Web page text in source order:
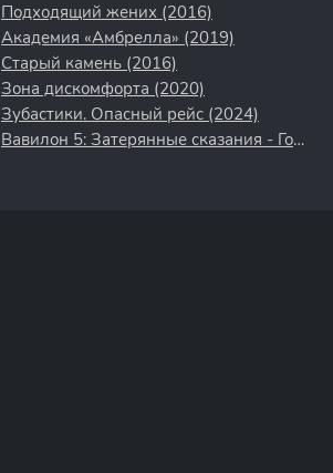
Подходящий жених (2016)
Академия «Амбрелла» (2019)
Старый камень (2016)
Зона дискомфорта (2020)
Зубастики. Опасный рейс (2024)
Вавилон 5: Затерянные сказания - Голоса во тьме (2007)